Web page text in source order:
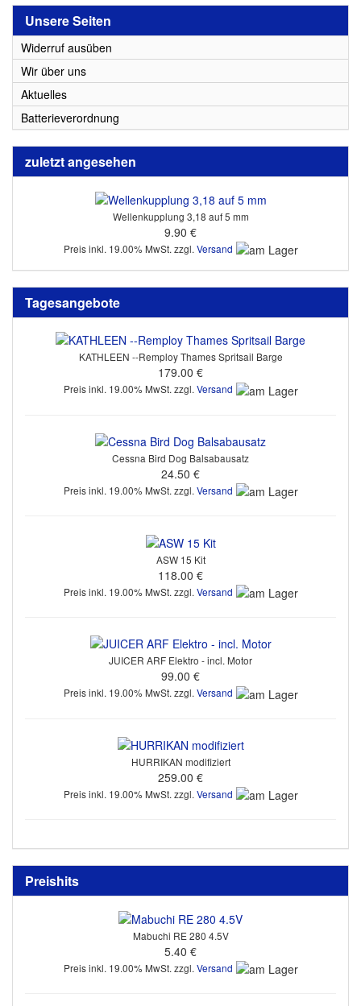
Unsere Seiten
Widerruf ausüben
Wir über uns
Aktuelles
Batterieverordnung
zuletzt angesehen
Wellenkupplung 3,18 auf 5 mm
9.90 €
Preis inkl. 19.00% MwSt. zzgl. Versand
Tagesangebote
KATHLEEN --Remploy Thames Spritsail Barge
179.00 €
Preis inkl. 19.00% MwSt. zzgl. Versand
Cessna Bird Dog Balsabausatz
24.50 €
Preis inkl. 19.00% MwSt. zzgl. Versand
ASW 15 Kit
118.00 €
Preis inkl. 19.00% MwSt. zzgl. Versand
JUICER ARF Elektro - incl. Motor
99.00 €
Preis inkl. 19.00% MwSt. zzgl. Versand
HURRIKAN modifiziert
259.00 €
Preis inkl. 19.00% MwSt. zzgl. Versand
Preishits
Mabuchi RE 280 4.5V
5.40 €
Preis inkl. 19.00% MwSt. zzgl. Versand